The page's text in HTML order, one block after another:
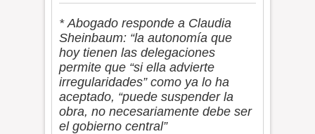
* Abogado responde a Claudia
Sheinbaum: “la autonomía que
hoy tienen las delegaciones
permite que “si ella advierte
irregularidades” como ya lo ha
aceptado, “puede suspender la
obra, no necesariamente debe ser
el gobierno central”